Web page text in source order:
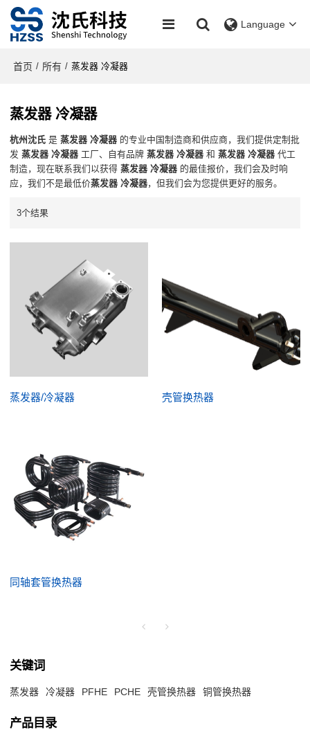
Language
首页 / 所有 / 蒸发器 冷凝器
蒸发器 冷凝器
杭州沈氏 是蒸发器 冷凝器 的专业中国制造商和供应商，我们提供定制批
发蒸发器 冷凝器 工厂、自有品牌蒸发器 冷凝器 和蒸发器 冷凝器 代工
制造，现在联系我们以获得蒸发器 冷凝器 的最佳报价，我们会及时响
应，我们不是最低价蒸发器 冷凝器，但我们会为您提供更好的服务。
3个结果
蒸发器/冷凝器 壳管换热器
同轴套管换热器
关键词
蒸发器 冷凝器 PFHE PCHE 壳管换热器 铜管换热器
产品目录